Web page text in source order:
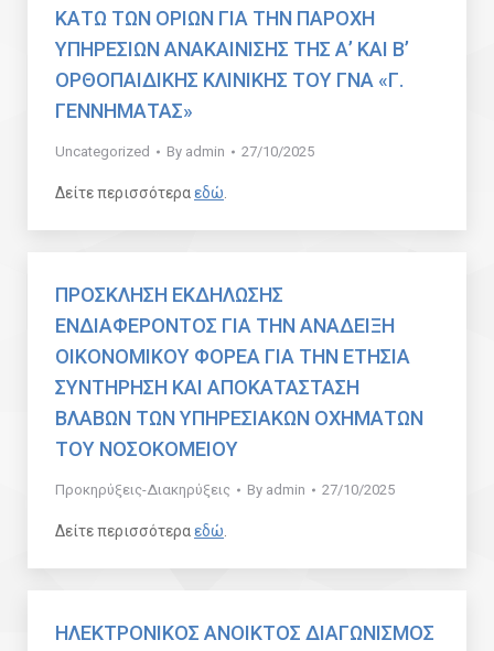
ΚΑΤΩ ΤΩΝ ΟΡΙΩΝ ΓΙΑ ΤΗΝ ΠΑΡΟΧΗ
ΥΠΗΡΕΣΙΩΝ ΑΝΑΚΑΙΝΙΣΗΣ ΤΗΣ Α’ ΚΑΙ Β’
ΟΡΘΟΠΑΙΔΙΚΗΣ ΚΛΙΝΙΚΗΣ ΤΟΥ ΓΝΑ «Γ.
ΓΕΝΝΗΜΑΤΑΣ»
Uncategorized By admin 27/10/2025
Δείτε περισσότεραεδώ
ΠΡΟΣΚΛΗΣΗ ΕΚΔΗΛΩΣΗΣ
ΕΝΔΙΑΦΕΡΟΝΤΟΣ ΓΙΑ ΤΗΝ ΑΝΑΔΕΙΞΗ
ΟΙΚΟΝΟΜΙΚΟΥ ΦΟΡΕΑ ΓΙΑ ΤΗΝ ΕΤΗΣΙΑ
ΣΥΝΤΗΡΗΣΗ ΚΑΙ ΑΠΟΚΑΤΑΣΤΑΣΗ
ΒΛΑΒΩΝ ΤΩΝ ΥΠΗΡΕΣΙΑΚΩΝ ΟΧΗΜΑΤΩΝ
ΤΟΥ ΝΟΣΟΚΟΜΕΙΟΥ
Προκηρύξεις-Διακηρύξεις By admin 27/10/2025
Δείτε περισσότεραεδώ
ΗΛΕΚΤΡΟΝΙΚΟΣ ΑΝΟΙΚΤΟΣ ΔΙΑΓΩΝΙΣΜΟΣ